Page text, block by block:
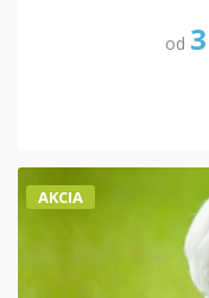
od
AKCIA